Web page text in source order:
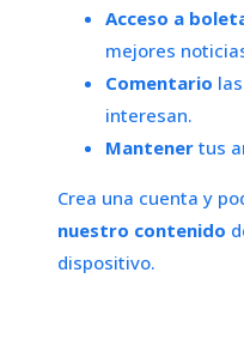
Acceso a
mejores
Comentario
interesan.
Mantener tus
Crea una cuenta y
nuestro contenido
dispositivo.